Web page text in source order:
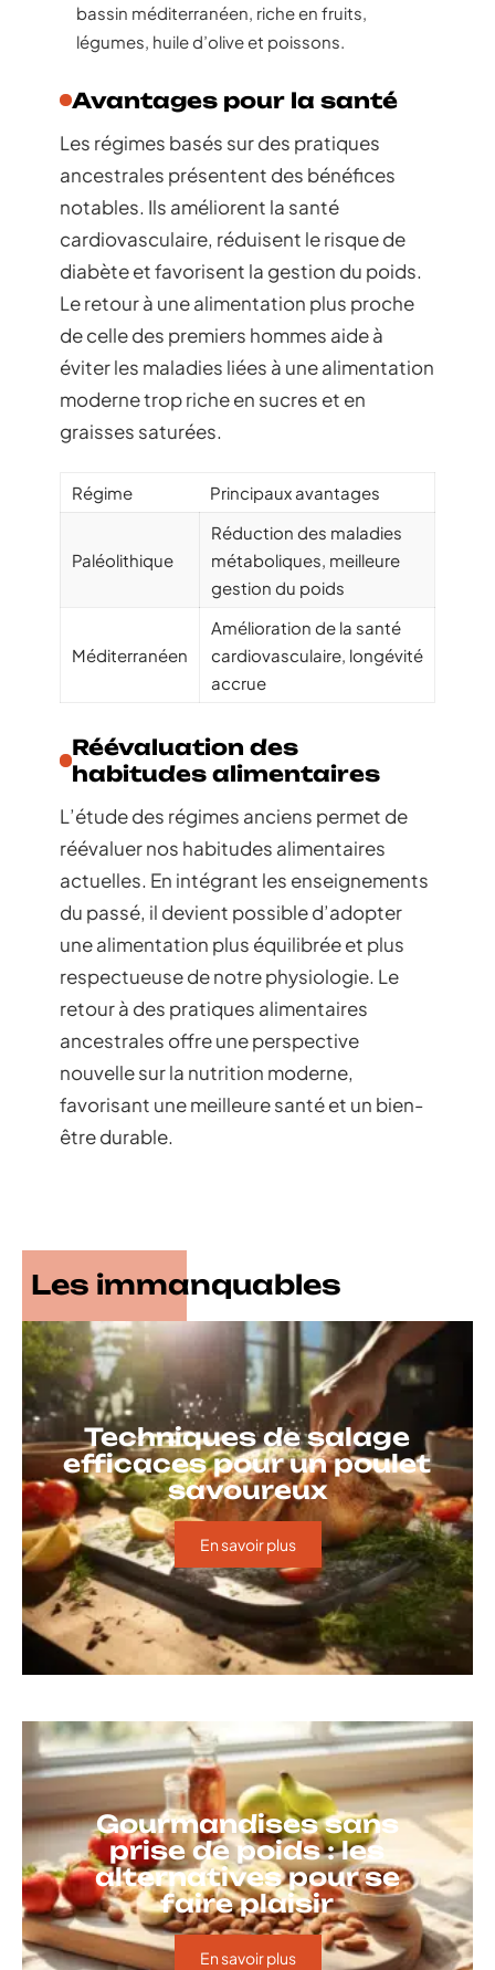
bassin méditerranéen, riche en fruits,
légumes, huile d’olive et poissons.
Avantages pour la santé
Les régimes basés sur des pratiques
ancestrales présentent des bénéfices
notables. Ils améliorent la santé
cardiovasculaire, réduisent le risque de
diabète et favorisent la gestion du poids.
Le retour à une alimentation plus proche
de celle des premiers hommes aide à
éviter les maladies liées à une alimentation
moderne trop riche en sucres et en
graisses saturées.
Régime Principaux avantages
Paléolithique
Réduction des maladies
métaboliques, meilleure
gestion du poids
Méditerranéen
Amélioration de la santé
cardiovasculaire, longévité
accrue
Réévaluation des
habitudes alimentaires
L’étude des régimes anciens permet de
réévaluer nos habitudes alimentaires
actuelles. En intégrant les enseignements
du passé, il devient possible d’adopter
une alimentation plus équilibrée et plus
respectueuse de notre physiologie. Le
retour à des pratiques alimentaires
ancestrales offre une perspective
nouvelle sur la nutrition moderne,
favorisant une meilleure santé et un bien-
être durable.
Les immanquables
Techniques de salage
efficaces pour un poulet
savoureux
En savoir plus
Gourmandises sans
prise de poids : les
alternatives pour se
faire plaisir
En savoir plus